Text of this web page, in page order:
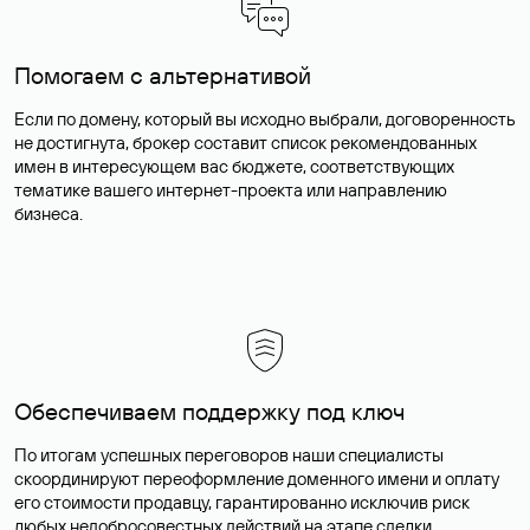
Помогаем с альтернативой
Если по домену, который вы исходно выбрали, договоренность
не достигнута, брокер составит список рекомендованных
имен в интересующем вас бюджете, соответствующих
тематике вашего интернет-проекта или направлению
бизнеса.
Обеспечиваем поддержку под ключ
По итогам успешных переговоров наши специалисты
скоординируют переоформление доменного имени и оплату
его стоимости продавцу, гарантированно исключив риск